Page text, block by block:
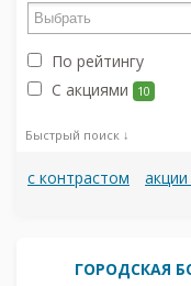
По рейтингу
С акциями
10
Быстрый поиск ↓
с контрастом акции
ГОРОДСКАЯ